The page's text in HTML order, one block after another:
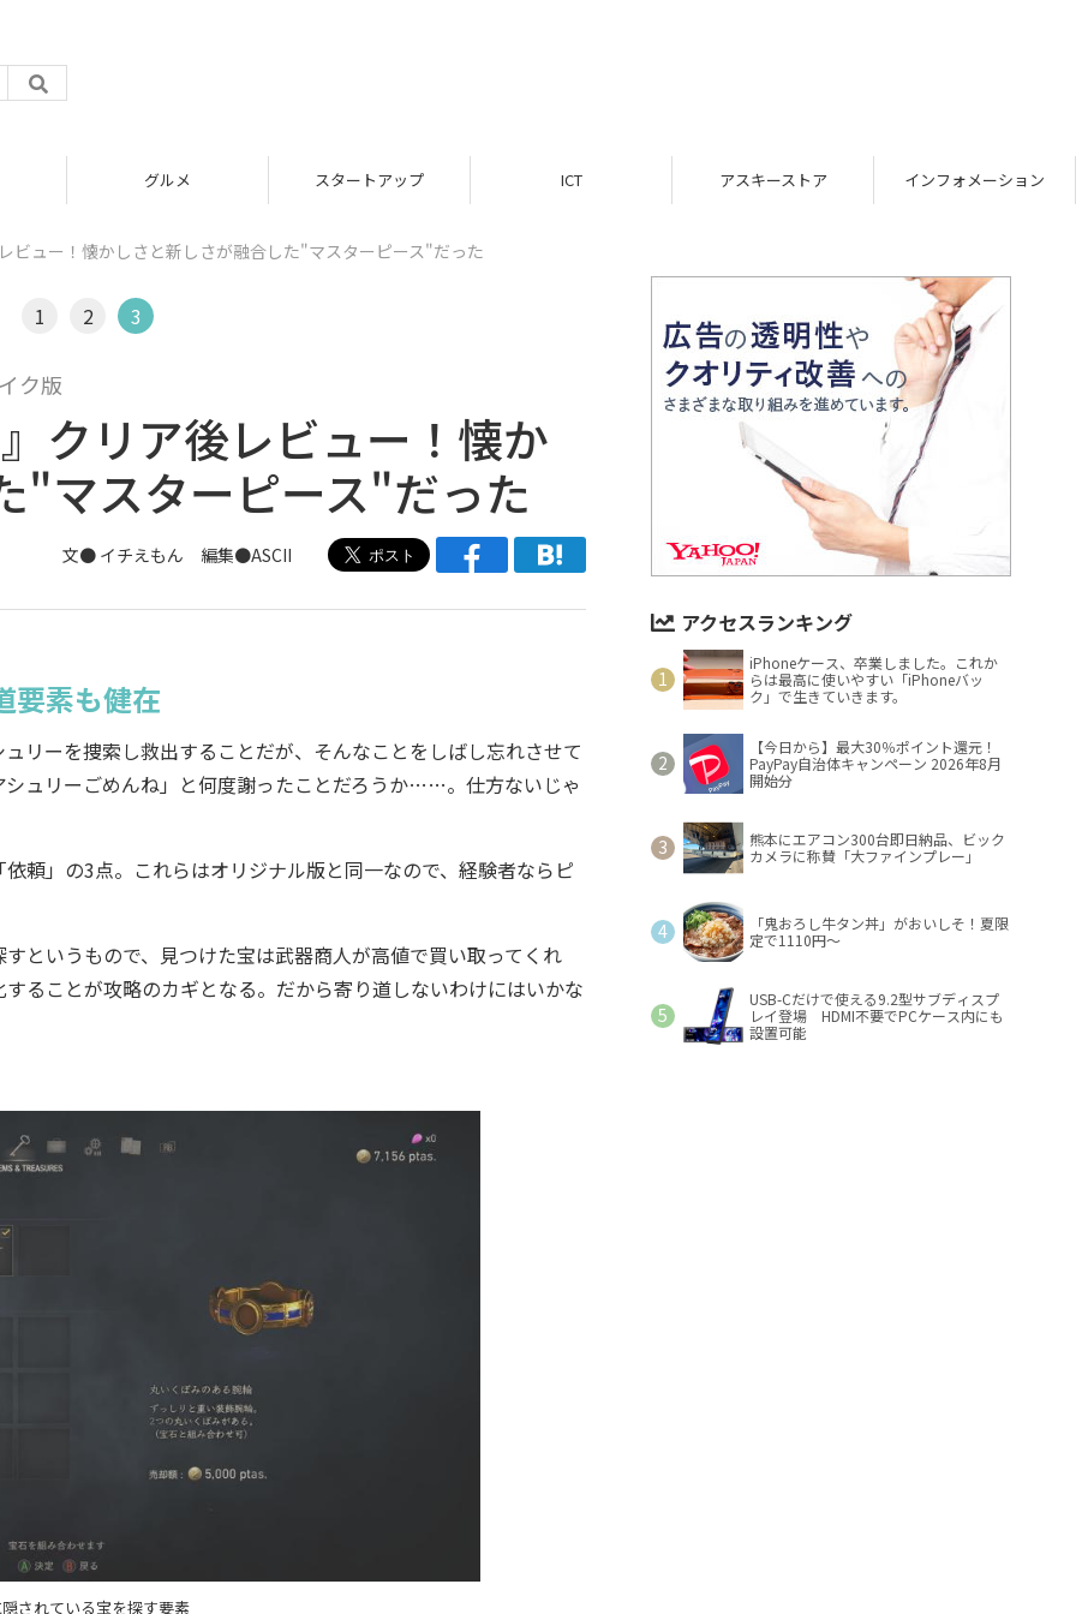
グルメ スタートアップ ICT アスキーストア インフォメーション
ビュー！懐かしさと新しさが融合した"マスターピース"だった
1 2 3
ク版
クリア後レビュー！懐か
"マスターピース"だった
文● イチえもん 編集●ASCII
要素も健在
ーを捜索し救出することだが、そんなことをしばし忘れさせて
ュリーごめんね」と何度謝ったことだろうか……。仕方ないじゃ
」の3点。これらはオリジナル版と同一なので、経験者ならピ
いうもので、見つけた宝は武器商人が高値で買い取ってくれ
ることが攻略のカギとなる。だから寄り道しないわけにはいかな
されている宝を探す要素
アクセスランキング
iPhoneケース、卒業しました。これか
らは最高に使いやすい「iPhoneバッ
ク」で生きていきます。
【今日から】最大30％ポイント還元！
PayPay自治体キャンペーン 2026年8月
開始分
熊本にエアコン300台即日納品、ビック
カメラに称賛「大ファインプレー」
「鬼おろし牛タン丼」がおいしそ！夏限
定で1110円～
USB-Cだけで使える9.2型サブディスプ
レイ登場 HDMI不要でPCケース内にも
設置可能